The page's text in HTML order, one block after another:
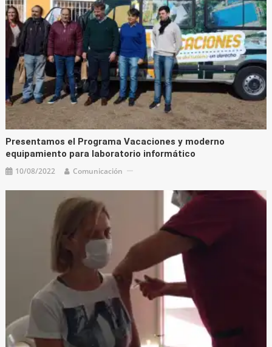
Presentamos el Programa Vacaciones y moderno
equipamiento para laboratorio informático
10/08/2022 Comunicación